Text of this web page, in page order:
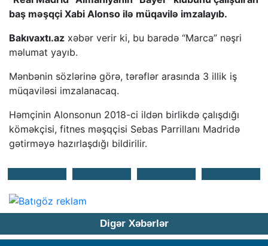
baş məşqçi Xabi Alonso ilə müqavilə imzalayıb.
Bakıvaxtı.az xəbər verir ki, bu barədə “Marca” nəşri
məlumat yayıb.
Mənbənin sözlərinə görə, tərəflər arasında 3 illik iş
müqaviləsi imzalanacaq.
Həmçinin Alonsonun 2018-ci ildən birlikdə çalışdığı
köməkçisi, fitnes məşqçisi Sebas Parrillanı Madridə
gətirməyə hazırlaşdığı bildirilir.
Digər Xəbərlər